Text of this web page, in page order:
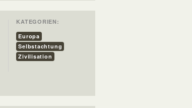
KATEGORIEN:
Europa
Selbstachtung
Zivilisation